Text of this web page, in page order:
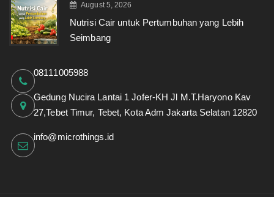
August 5, 2026
Nutrisi Cair untuk Pertumbuhan yang Lebih
Seimbang
08111005988
Gedung Nucira Lantai 1 Jofer-KH Jl M.T.Haryono Kav
27,Tebet Timur, Tebet, Kota Adm Jakarta Selatan 12820
info@microthings.id